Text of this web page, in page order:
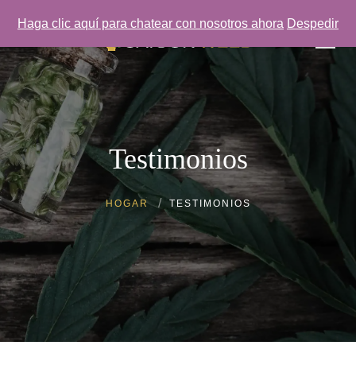
Testimonios
HOGAR TESTIMONIOS
Haga clic aquí para chatear con nosotros ahora Despedir